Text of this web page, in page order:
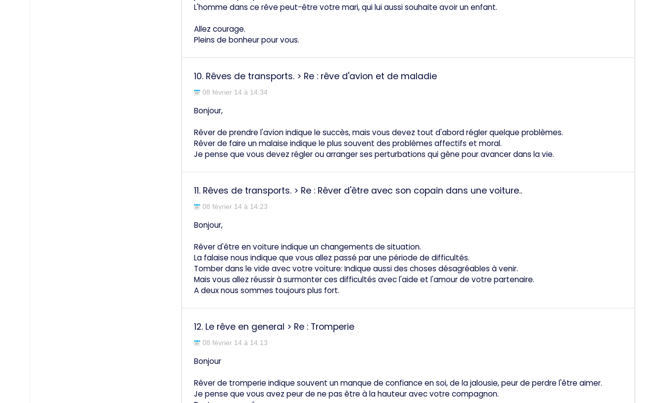
L'homme dans ce rêve peut-être votre mari, qui lui aussi souhaite avoir un enfant.
Allez courage.
Pleins de bonheur pour vous.
10. Rêves de transports. > Re : rêve d'avion et de maladie
08 février 14 à 14:34
Bonjour,
Rêver de prendre l'avion indique le succès, mais vous devez tout d'abord régler quelque problèmes.
Rêver de faire un malaise indique le plus souvent des problèmes affectifs et moral.
Je pense que vous devez régler ou arranger ses perturbations qui gène pour avancer dans la vie.
11. Rêves de transports. > Re : Rêver d'être avec son copain dans une voiture..
08 février 14 à 14:23
Bonjour,
Rêver d'être en voiture indique un changements de situation.
La falaise nous indique que vous allez passé par une période de difficultés.
Tomber dans le vide avec votre voiture: Indique aussi des choses désagréables à venir.
Mais vous allez réussir à surmonter ces difficultés avec l'aide et l'amour de votre partenaire.
A deux nous sommes toujours plus fort.
12. Le rêve en general > Re : Tromperie
08 février 14 à 14:13
Bonjour
Rêver de tromperie indique souvent un manque de confiance en soi, de la jalousie, peur de perdre l'être aimer.
Je pense que vous avez peur de ne pas être à la hauteur avec votre compagnon.